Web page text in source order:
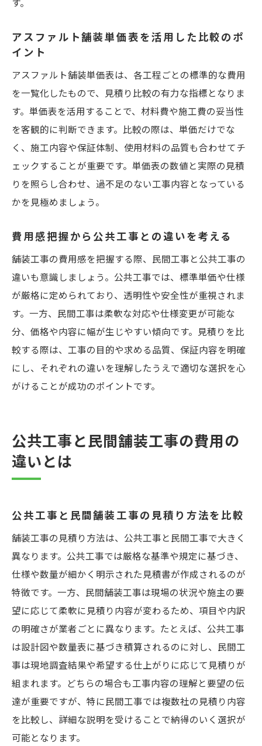
す。
アスファルト舗装単価表を活用した比較のポ
イント
アスファルト舗装単価表は、各工程ごとの標準的な費用
を一覧化したもので、見積り比較の有力な指標となりま
す。単価表を活用することで、材料費や施工費の妥当性
を客観的に判断できます。比較の際は、単価だけでな
く、施工内容や保証体制、使用材料の品質も合わせてチ
ェックすることが重要です。単価表の数値と実際の見積
りを照らし合わせ、過不足のない工事内容となっている
かを見極めましょう。
費用感把握から公共工事との違いを考える
舗装工事の費用感を把握する際、民間工事と公共工事の
違いも意識しましょう。公共工事では、標準単価や仕様
が厳格に定められており、透明性や安全性が重視されま
す。一方、民間工事は柔軟な対応や仕様変更が可能な
分、価格や内容に幅が生じやすい傾向です。見積りを比
較する際は、工事の目的や求める品質、保証内容を明確
にし、それぞれの違いを理解したうえで適切な選択を心
がけることが成功のポイントです。
公共工事と民間舗装工事の費用の
違いとは
公共工事と民間舗装工事の見積り方法を比較
舗装工事の見積り方法は、公共工事と民間工事で大きく
異なります。公共工事では厳格な基準や規定に基づき、
仕様や数量が細かく明示された見積書が作成されるのが
特徴です。一方、民間舗装工事は現場の状況や施主の要
望に応じて柔軟に見積り内容が変わるため、項目や内訳
の明確さが業者ごとに異なります。たとえば、公共工事
は設計図や数量表に基づき積算されるのに対し、民間工
事は現地調査結果や希望する仕上がりに応じて見積りが
組まれます。どちらの場合も工事内容の理解と要望の伝
達が重要ですが、特に民間工事では複数社の見積り内容
を比較し、詳細な説明を受けることで納得のいく選択が
可能となります。